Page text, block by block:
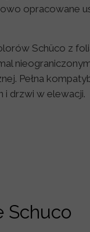
Schuco
opracowane
Schüco z
Pełna
i drzwi w elewacji.